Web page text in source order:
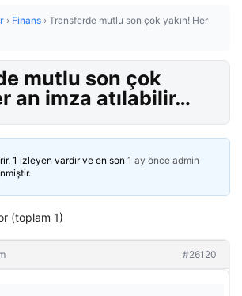
› Finans › Transferde mutlu son çok yakın! Her
mutlu son çok
an imza atılabilir…
1 izleyen vardır ve en son 1 ay önce admin
(toplam 1)
#26120